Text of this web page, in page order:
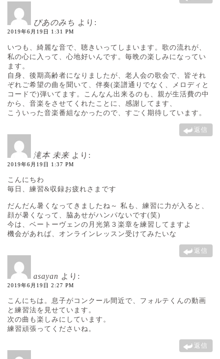
ぴあのみち より:
2019年6月19日 1:31 PM
いつも、綺麗な音で、聴きいってしまいます。歌の流れが、
私の心に入って、心地好いんです。毎晩の楽しみになってい
ます。
自身、後期高齢者になりましたが、老人会の歌会で、皆それ
ぞれご希望の曲を聞いて、伴奏(楽譜通りでなく、メロディと
コードで)弾いてます。こんなん出来るのも、親が生活費の中
から、音楽をさせてくれたことに、感謝してます、
こういった音楽番組なかったので、すごく期待しています。
返信
滝本 未来 より:
2019年6月19日 1:37 PM
こんにちわ
毎日、練習&収録お疲れさまです
だんだん暑くなってきましたね～ 私も、練習に力が入ると、
顔が暑くなって、脇あせがハンパないです(笑)
今は、ベートーヴェンの月光第３楽章を練習してますよ
機会があれば、オンラインレッスン受けてみたいな
返信
asayan より:
2019年6月19日 2:27 PM
こんにちは。息子がコンクール間近で、フォルテくんの動画
と練習法を見せています。
次の曲も楽しみにしています。
練習頑張ってくださいね。
返信